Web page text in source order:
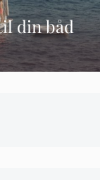
din båd